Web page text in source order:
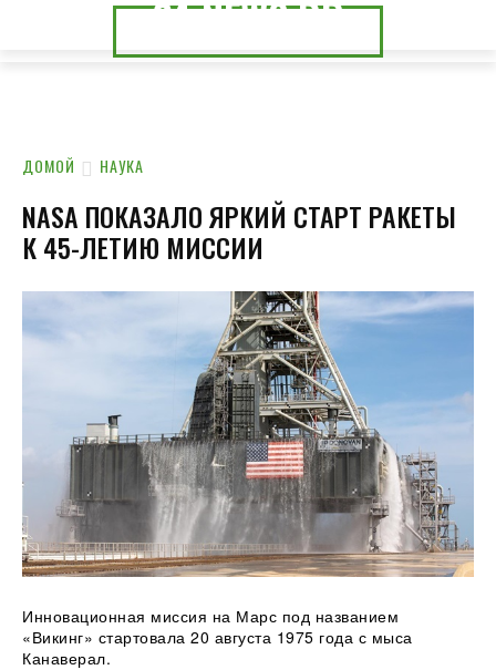
24.NEWS.CK
24.NEWS.DP
ДОМОЙ НАУКА
NASA ПОКАЗАЛО ЯРКИЙ СТАРТ РАКЕТЫ
К 45-ЛЕТИЮ МИССИИ
Инновационная миссия на Марс под названием
«Викинг» стартовала 20 августа 1975 года с мыса
Канаверал.